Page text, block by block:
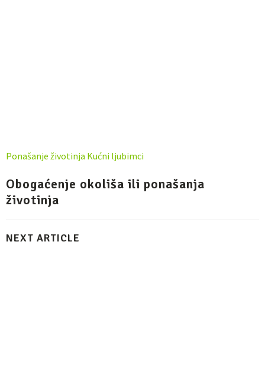
Ponašanje životinja Kućni ljubimci
Obogaćenje okoliša ili ponašanja
životinja
NEXT ARTICLE